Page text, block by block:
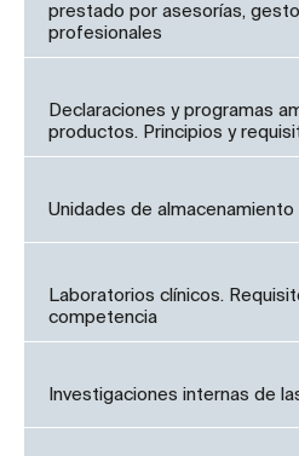
prestado por asesorías,
profesionales
Declaraciones y programas
productos. Principios y
Unidades de almacenamiento
Laboratorios clínicos.
competencia
Investigaciones internas de